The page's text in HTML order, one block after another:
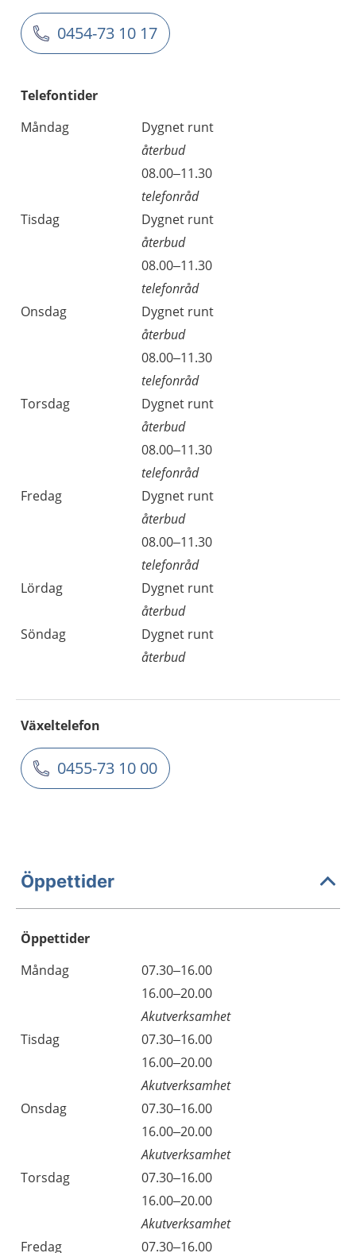
0454-73 10 17
Telefontider
Måndag
Dygnet runt
återbud
08.00–11.30
telefonråd
Tisdag
Dygnet runt
återbud
08.00–11.30
telefonråd
Onsdag
Dygnet runt
återbud
08.00–11.30
telefonråd
Torsdag
Dygnet runt
återbud
08.00–11.30
telefonråd
Fredag
Dygnet runt
återbud
08.00–11.30
telefonråd
Lördag
Dygnet runt
återbud
Söndag
Dygnet runt
återbud
Växeltelefon
0455-73 10 00
Öppettider
Öppettider
Dag
Öppettider
Kommentarer
Måndag
07.30–16.00
16.00–20.00
Akutverksamhet
Tisdag
07.30–16.00
16.00–20.00
Akutverksamhet
Onsdag
07.30–16.00
16.00–20.00
Akutverksamhet
Torsdag
07.30–16.00
16.00–20.00
Akutverksamhet
Fredag
07.30–16.00